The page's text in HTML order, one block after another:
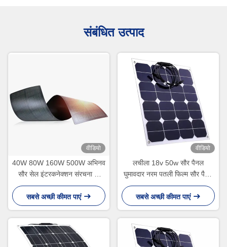
संबंधित उत्पाद
वीडियो
40W 80W 160W 500W अभिनव
सौर सेल इंटरकनेक्शन संरचना के
साथ पतली फिल्म रोल करने योग्य सौर
पैनल
सबसे अच्छी कीमत पाएं
वीडियो
लचीला 18v 50w सौर पैनल
घुमावदार नरम पतली फिल्म सौर पैनल
C60 सेल
सबसे अच्छी कीमत पाएं